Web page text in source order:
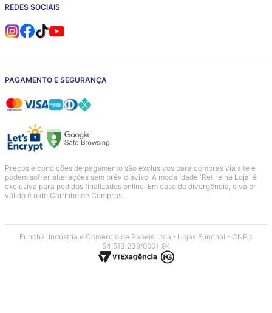
REDES SOCIAIS
PAGAMENTO E SEGURANÇA
Preços e condições de pagamento são exclusivos para compras via site e
podem sofrer alterações sem prévio aviso. A modalidade 'Retire na Loja' é
exclusiva para pedidos finalizados online. Em caso de divergência, o valor
válido é o do Carrinho de Compras.
Funchal Indústria e Comércio de Papeis Ltda - Lojas Funchal - CNPJ:
54.513.239/0001-94